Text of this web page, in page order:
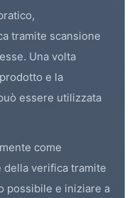
tramite scansione
Una volta
e la
essere utilizzata
come
della verifica tramite
possibile e iniziare a